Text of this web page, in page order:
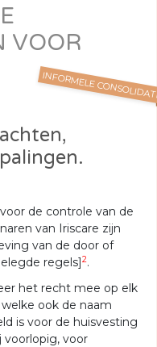
VOOR
INFORMELE
de controle van de
van Iriscare zijn
van de door of
regels]2.
het recht mee op elk
ook de naam
is voor de huisvesting
voorlopig, voor